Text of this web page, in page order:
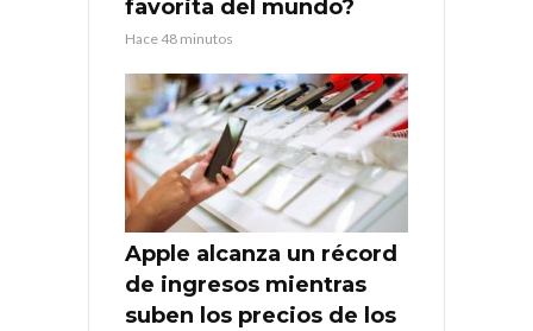
favorita del mundo?
Hace 48 minutos
Apple alcanza un récord
de ingresos mientras
suben los precios de los